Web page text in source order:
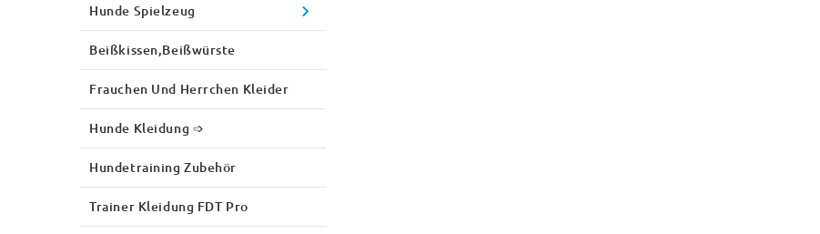
Hunde Spielzeug
Beißkissen,Beißwürste
Frauchen Und Herrchen Kleider
Hunde Kleidung ➩
Hundetraining Zubehör
Trainer Kleidung FDT Pro